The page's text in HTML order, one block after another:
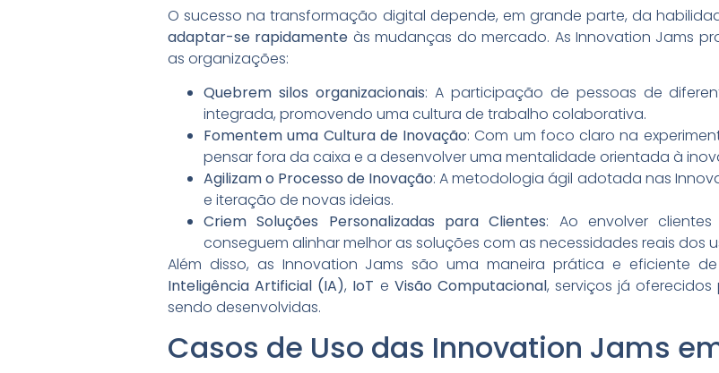
O sucesso na transformação digital depende, em grande parte, da
adaptar-se rapidamente às mudanças do mercado. As Innovation Jams
as organizações:
Quebrem silos organizacionais: A participação de pessoas de
integrada, promovendo uma cultura de trabalho colaborativa.
Fomentem uma Cultura de Inovação: Com um foco claro na
pensar fora da caixa e a desenvolver uma mentalidade orientada à
Agilizam o Processo de Inovação: A metodologia ágil adotada nas
e iteração de novas ideias.
Criem Soluções Personalizadas para Clientes: Ao envolver
conseguem alinhar melhor as soluções com as necessidades reais dos
Além disso, as Innovation Jams são uma maneira prática e eficiente
Inteligência Artificial (IA), IoT e Visão Computacional, serviços já
sendo desenvolvidas.
Casos de Uso das Innovation Jams